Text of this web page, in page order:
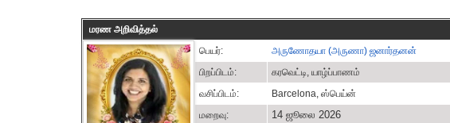
மரண அறிவித்தல்
பெயர்:
அருணோதயா (அருணா) ஜனார்தனன்
பிறப்பிடம்:
கரவெட்டி, யாழ்ப்பாணம்
வசிப்பிடம்:
Barcelona, ஸ்பெய்ன்
மறைவு:
14 ஜூலை 2026